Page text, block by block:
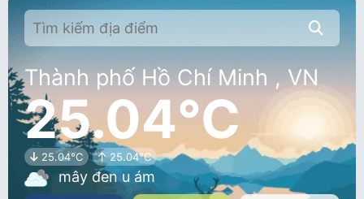
Thành phố Hồ Chí Minh , VN
25.04°C
25.04°C 25.04°C
mây đen u ám